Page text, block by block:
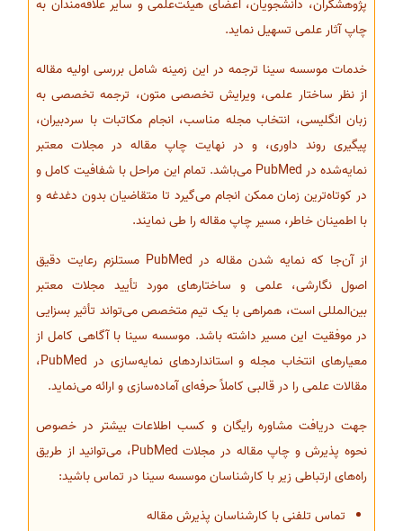
پژوهشگران، دانشجویان، اعضای هیئت‌علمی و سایر علاقه‌مندان به
چاپ آثار علمی تسهیل نماید.
خدمات موسسه سینا ترجمه در این زمینه شامل بررسی اولیه مقاله
از نظر ساختار علمی، ویرایش تخصصی متون، ترجمه تخصصی به
زبان انگلیسی، انتخاب مجله مناسب، انجام مکاتبات با سردبیران،
پیگیری روند داوری، و در نهایت چاپ مقاله در مجلات معتبر
نمایه‌شده در PubMed می‌باشد. تمام این مراحل با شفافیت کامل و
در کوتاه‌ترین زمان ممکن انجام می‌گیرد تا متقاضیان بدون دغدغه و
با اطمینان خاطر، مسیر چاپ مقاله را طی نمایند.
از آن‌جا که نمایه شدن مقاله در PubMed مستلزم رعایت دقیق
اصول نگارشی، علمی و ساختارهای مورد تأیید مجلات معتبر
بین‌المللی است، همراهی با یک تیم متخصص می‌تواند تأثیر بسزایی
در موفقیت این مسیر داشته باشد. موسسه سینا با آگاهی کامل از
معیارهای انتخاب مجله و استانداردهای نمایه‌سازی در PubMed،
مقالات علمی را در قالبی کاملاً حرفه‌ای آماده‌سازی و ارائه می‌نماید.
جهت دریافت مشاوره رایگان و کسب اطلاعات بیشتر در خصوص
نحوه پذیرش و چاپ مقاله در مجلات PubMed، می‌توانید از طریق
راه‌های ارتباطی زیر با کارشناسان موسسه سینا در تماس باشید:
تماس تلفنی با کارشناسان پذیرش مقاله